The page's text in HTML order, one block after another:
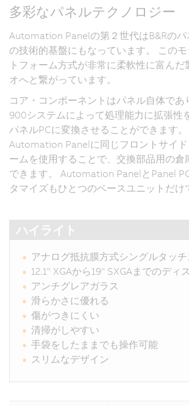
多彩なパネルテクノロジー
Automation Panelの第２世代はB&Rのパ
の技術的基盤にもなっています。 この
トフォーム方式が非常に柔軟性に富んだ
オへと繋がっています。
コア・コンポーネントはパネル自体であ
900システムによって処理能力に拡張性
パネルPCに変換させることができます。
Automation Panelに同じフロントサイ
ームを使用することで、交換部品用の倉
できます。 Automation PanelとPanel
タマイズもひとつのベースユニットだけ
ハイライト
アナログ抵抗膜方式シングルタッ
12.1" XGAから19" SXGAまでのディ
アンチグレアガラス
滑らかさに優れる
傷がつきにくい
清掃がしやすい
手袋をしたままでも操作可能
スリムなデザイン